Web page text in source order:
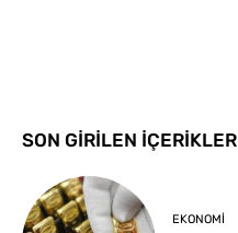
SON GİRİLEN İÇERİKLER
EKONOMI